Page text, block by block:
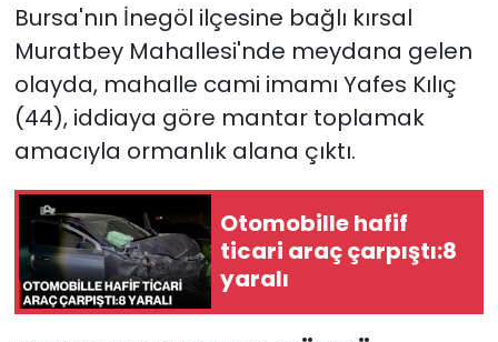
Bursa'nın İnegöl ilçesine bağlı kırsal
Muratbey Mahallesi'nde meydana gelen
olayda, mahalle cami imamı Yafes Kılıç
(44), iddiaya göre mantar toplamak
amacıyla ormanlık alana çıktı.
Otomobille hafif
ticari araç çarpıştı:8
yaralı